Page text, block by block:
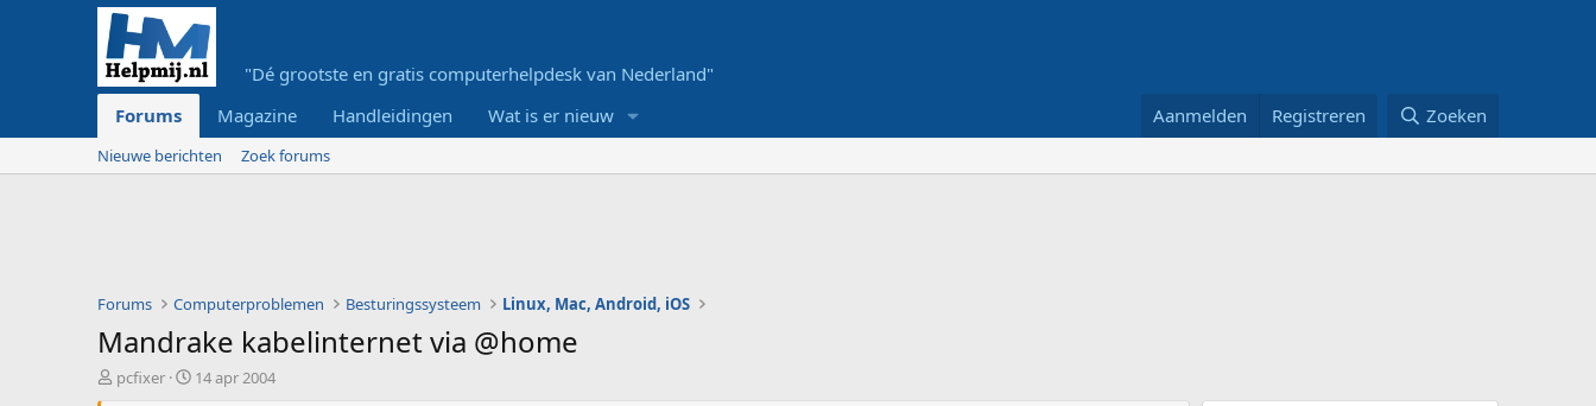
"Dé grootste en gratis computerhelpdesk van Nederland"
Forums
Magazine Handleidingen Wat is er nieuw Aanmelden Registreren Zoeken
Nieuwe berichten Zoek forums
Forums Computerproblemen Besturingssysteem Linux, Mac, Android, iOS
Mandrake kabelinternet via @home
O
pcfixer
S14 apr 2004